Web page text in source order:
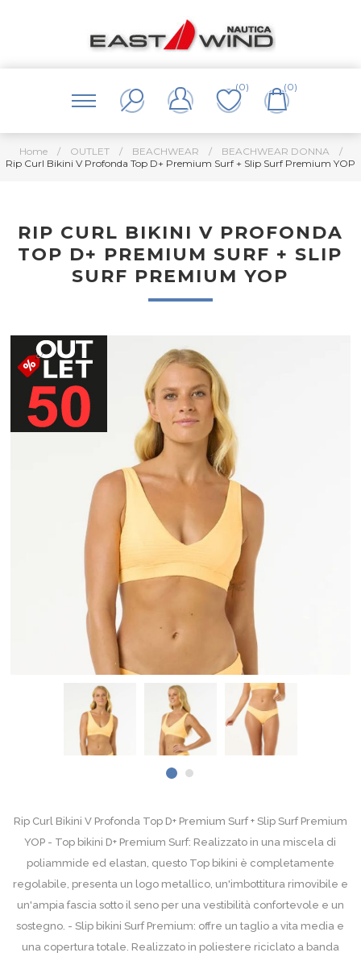
(0) (0)
Home / OUTLET / BEACHWEAR / BEACHWEAR DONNA
/
Rip Curl Bikini V Profonda Top D+ Premium Surf + Slip Surf Premium YOP
RIP CURL BIKINI V PROFONDA
TOP D+ PREMIUM SURF + SLIP
SURF PREMIUM YOP
Rip Curl Bikini V Profonda Top D+ Premium Surf + Slip Surf Premium
YOP - Top bikini D+ Premium Surf: Realizzato in una miscela di
poliammide ed elastan, questo Top bikini è completamente
regolabile, presenta un logo metallico, un'imbottitura rimovibile e
un'ampia fascia sotto il seno per una vestibilità confortevole e un
sostegno. - Slip bikini Surf Premium: offre un taglio a vita media e
una copertura totale. Realizzato in poliestere riciclato a banda